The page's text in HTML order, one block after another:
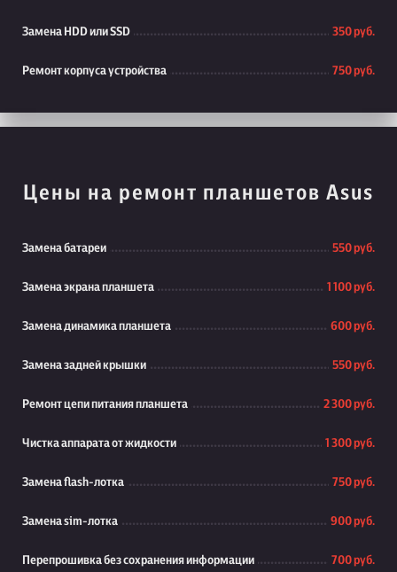
Замена HDD или SSD 350 руб.
Ремонт корпуса устройства 750 руб.
Цены на ремонт планшетов Asus
Замена батареи 550 руб.
Замена экрана планшета 1 100 руб.
Замена динамика планшета 600 руб.
Замена задней крышки 550 руб.
Ремонт цепи питания планшета 2 300 руб.
Чистка аппарата от жидкости 1 300 руб.
Замена flash-лотка 750 руб.
Замена sim-лотка 900 руб.
Перепрошивка без сохранения информации 700 руб.